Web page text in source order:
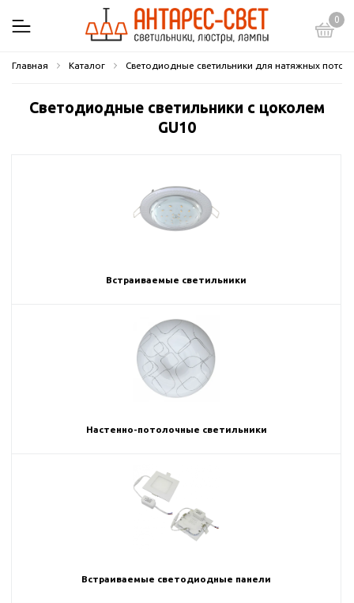
0
Главная Каталог Светодиодные светильники для натяжных
Светодиодные светильники с цоколем
GU10
Встраиваемые светильники
Настенно-потолочные светильники
Встраиваемые светодиодные панели